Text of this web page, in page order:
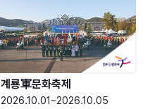
2026.10.01~2026.10.05